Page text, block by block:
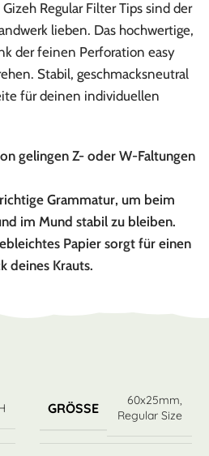
Regular Filter Tips sind der
lieben. Das hochwertige,
der feinen Perforation easy
Stabil, geschmacksneutral
für deinen individuellen
gelingen Z- oder W-Faltungen
Grammatur, um beim
im Mund stabil zu bleiben.
Papier sorgt für einen
deines Krauts.
GRÖSSE 60x25mm,
Regular Size